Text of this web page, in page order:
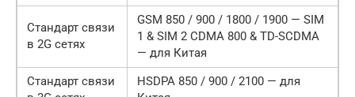
Стандарт связи
в 2G сетях
GSM 850 / 900 / 1800 / 1900 — SIM
1 & SIM 2 CDMA 800 & TD-SCDMA
— для Китая
Стандарт связи
HSDPA 850 / 900 / 2100 — для